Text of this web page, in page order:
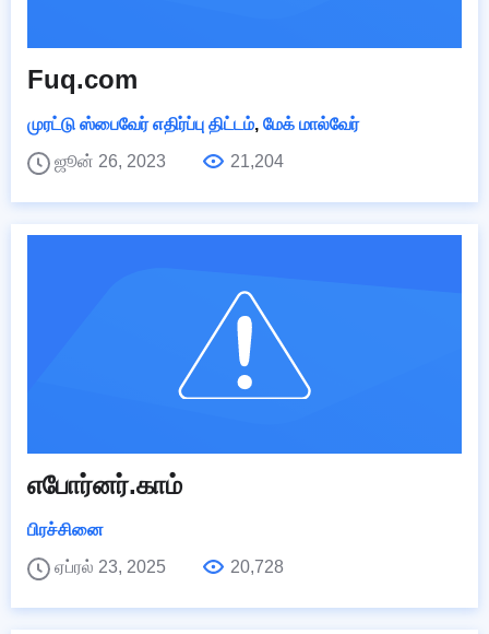
Fuq.com
முரட்டு ஸ்பைவேர் எதிர்ப்பு திட்டம், மேக் மால்வேர்
ஜூன் 26, 2023
21,204
எபோர்னர்.காம்
பிரச்சினை
ஏப்ரல் 23, 2025
20,728